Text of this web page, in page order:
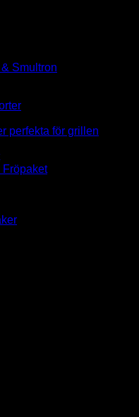
Smultron
perfekta för grillen